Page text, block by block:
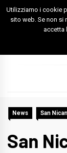
Skip
Foggia
News San
San
Utilizziamo i cookie
sito web. Se non si
accetta